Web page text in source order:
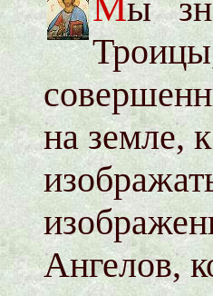
ы
на земле,
Ангелов,